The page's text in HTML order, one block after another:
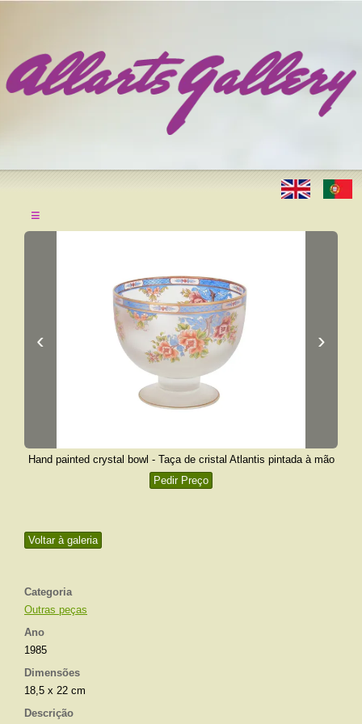
≡
Voltar à galeria
Categoria
Outras peças
Ano
1985
Dimensões
18,5 x 22 cm
Descrição
‹ ›
Hand painted crystal bowl - Taça de cristal Atlantis pintada à mão
Pedir Preço